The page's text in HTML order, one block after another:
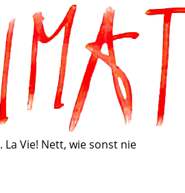
La Vie! Nett, wie sonst nie